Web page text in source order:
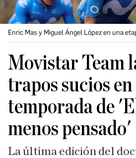
Enric Mas y Miguel Ángel López en una
Movistar Team
trapos sucios
temporada de
menos pensado'
La última edición del